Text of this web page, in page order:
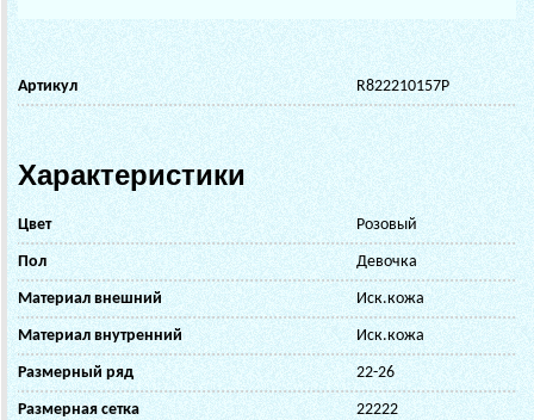
Артикул R822210157P
Характеристики
Цвет Розовый
Пол Девочка
Материал внешний Иск.кожа
Материал внутренний Иск.кожа
Размерный ряд 22-26
Размерная сетка 22222